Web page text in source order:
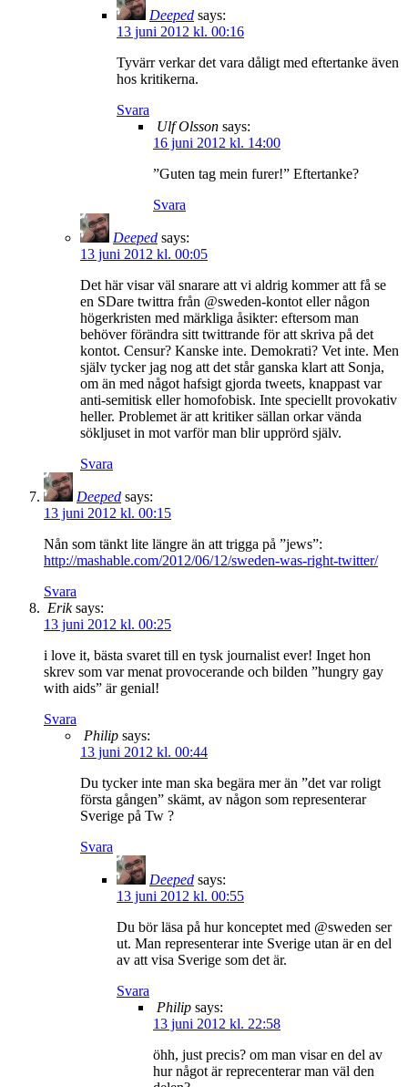
Deeped says:
13 juni 2012 kl. 00:16
Tyvärr verkar det vara dåligt med eftertanke även
hos kritikerna.
Svara
Ulf Olsson says:
16 juni 2012 kl. 14:00
”Guten tag mein furer!” Eftertanke?
Svara
Deeped says:
13 juni 2012 kl. 00:05
Det här visar väl snarare att vi aldrig kommer att få se
en SDare twittra från @sweden-kontot eller någon
högerkristen med märkliga åsikter: eftersom man
behöver förändra sitt twittrande för att skriva på det
kontot. Censur? Kanske inte. Demokrati? Vet inte. Men
själv tycker jag nog att det står ganska klart att Sonja,
om än med något hafsigt gjorda tweets, knappast var
anti-semitisk eller homofobisk. Inte speciellt provokativ
heller. Problemet är att kritiker sällan orkar vända
sökljuset in mot varför man blir upprörd själv.
Svara
Deeped says:
13 juni 2012 kl. 00:15
Nån som tänkt lite längre än att trigga på ”jews”:
http://mashable.com/2012/06/12/sweden-was-right-twitter/
Svara
Erik says:
13 juni 2012 kl. 00:25
i love it, bästa svaret till en tysk journalist ever! Inget hon
skrev som var menat provocerande och bilden ”hungry gay
with aids” är genial!
Svara
Philip says:
13 juni 2012 kl. 00:44
Du tycker inte man ska begära mer än ”det var roligt
första gången” skämt, av någon som representerar
Sverige på Tw ?
Svara
Deeped says:
13 juni 2012 kl. 00:55
Du bör läsa på hur konceptet med @sweden ser
ut. Man representerar inte Sverige utan är en del
av att visa Sverige som det är.
Svara
Philip says:
13 juni 2012 kl. 22:58
öhh, just precis? om man visar en del av
hur något är reprecenterar man väl den